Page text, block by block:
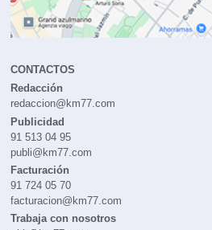
CONTACTOS
Redacción
redaccion@km77.com
Publicidad
91 513 04 95
publi@km77.com
Facturación
91 724 05 70
facturacion@km77.com
Trabaja con nosotros